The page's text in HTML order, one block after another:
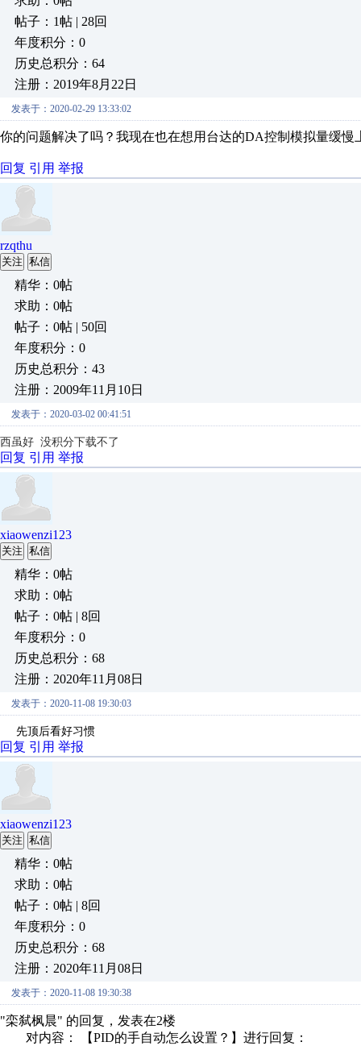
帖子：1帖 | 28回
年度积分：0
历史总积分：64
注册：2019年8月22日
发表于：2020-02-29 13:33:02
你的问题解决了吗？我现在也在想用台达的DA控制模拟量缓慢
回复 引用 举报
rzqthu
关注 私信
精华：0帖
求助：0帖
帖子：0帖 | 50回
年度积分：0
历史总积分：43
注册：2009年11月10日
发表于：2020-03-02 00:41:51
西虽好 没积分下载不了
回复 引用 举报
xiaowenzi123
关注 私信
精华：0帖
求助：0帖
帖子：0帖 | 8回
年度积分：0
历史总积分：68
注册：2020年11月08日
发表于：2020-11-08 19:30:03
先顶后看好习惯
回复 引用 举报
xiaowenzi123
关注 私信
精华：0帖
求助：0帖
帖子：0帖 | 8回
年度积分：0
历史总积分：68
注册：2020年11月08日
发表于：2020-11-08 19:30:38
"栾弑枫晨" 的回复，发表在2楼
对内容： 【PID的手自动怎么设置？】进行回复：